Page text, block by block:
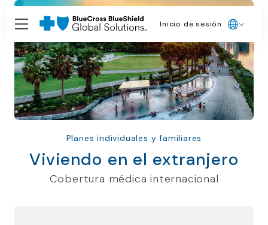
Inicio de sesión
Planes individuales y familiares
Viviendo en el extranjero
Cobertura médica internacional